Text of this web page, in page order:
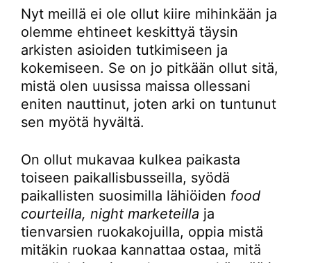
Nyt meillä ei ole ollut kiire mihinkään ja
olemme ehtineet keskittyä täysin
arkisten asioiden tutkimiseen ja
kokemiseen. Se on jo pitkään ollut sitä,
mistä olen uusissa maissa ollessani
eniten nauttinut, joten arki on tuntunut
sen myötä hyvältä.
On ollut mukavaa kulkea paikasta
toiseen paikallisbusseilla, syödä
paikallisten suosimilla lähiöiden food
courteilla, night marketeilla ja
tienvarsien ruokakojuilla, oppia mistä
mitäkin ruokaa kannattaa ostaa, mitä